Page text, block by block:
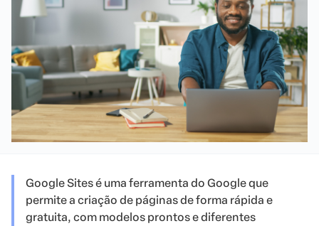
Google Sites é uma ferramenta do Google que
permite a criação de páginas de forma rápida e
gratuita, com modelos prontos e diferentes